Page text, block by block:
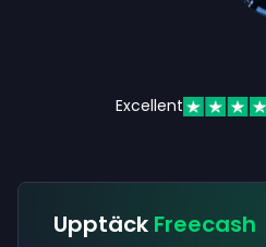
Excellent
Upptäck Freecash